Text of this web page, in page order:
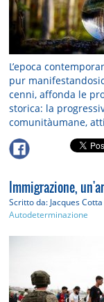
L’epoca
pur
cenni, affonda le
storica: la
comunitàumane,
Immigrazione,
Scritto da: Jacques Cotta
Autodeterminazione